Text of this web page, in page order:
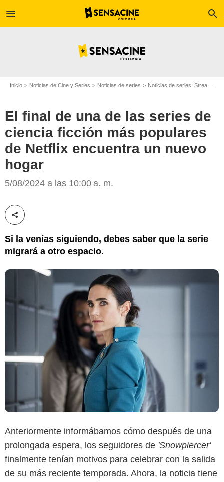
menu search
Inicio Noticias de Cine y Series Noticias de series Noticias de series: Streaming
El final de una de las series de
ciencia ficción más populares
de Netflix encuentra un nuevo
hogar
5/08/2024 a las 10:00 a. m.
Compartir esta noticia
Si la venías siguiendo, debes saber que la serie
migrará a otro espacio.
Netflix
Anteriormente informábamos cómo después de una
prolongada espera, los seguidores de 'Snowpiercer'
finalmente tenían motivos para celebrar con la salida
de su más reciente temporada. Ahora, la noticia tiene